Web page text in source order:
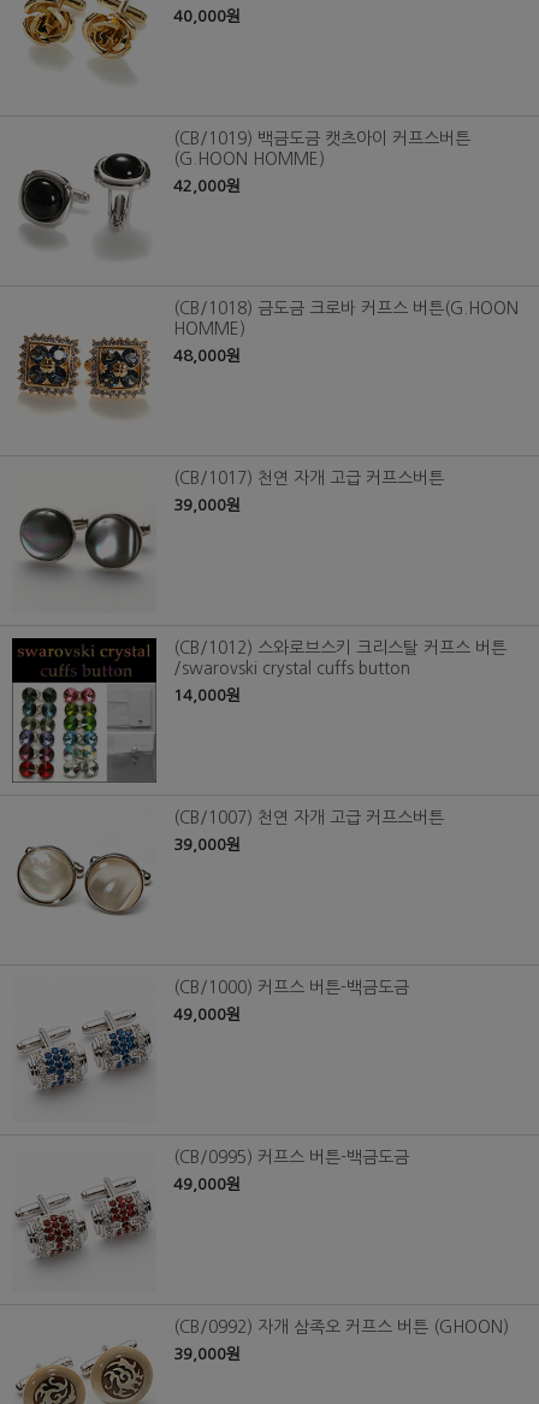
40,000원
(CB/1019) 백금도금 캣츠아이 커프스버튼
(G.HOON HOMME)
42,000원
(CB/1018) 금도금 크로바 커프스 버튼(G.HOON
HOMME)
48,000원
(CB/1017) 천연 자개 고급 커프스버튼
39,000원
(CB/1012) 스와로브스키 크리스탈 커프스 버튼
/swarovski crystal cuffs button
14,000원
(CB/1007) 천연 자개 고급 커프스버튼
39,000원
(CB/1000) 커프스 버튼-백금도금
49,000원
(CB/0995) 커프스 버튼-백금도금
49,000원
(CB/0992) 자개 삼족오 커프스 버튼 (GHOON)
39,000원